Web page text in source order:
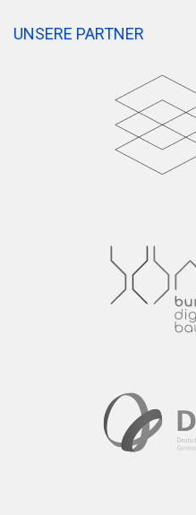
UNSERE PARTNER